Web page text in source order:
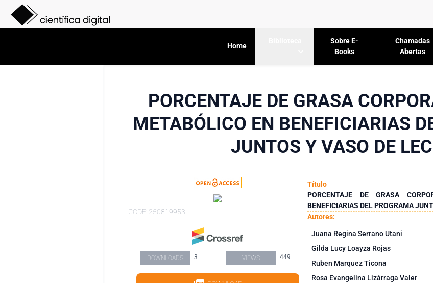
Home
Sobre E-
Books
Chamadas
Abertas
PORCENTAJE DE GRASA
METABÓLICO EN BENEFICIARIAS
JUNTOS Y VASO DE
CODE: 250819953
DOWNLOADS 3 VIEWS 449
Título
PORCENTAJE DE GRASA
BENEFICIARIAS DEL PROGRAMA
Autores:
Juana Regina Serrano Utani
Gilda Lucy Loayza Rojas
Ruben Marquez Ticona
Rosa Evangelina Lizárraga Valer